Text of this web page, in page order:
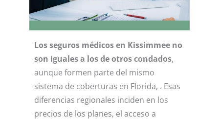
Los seguros médicos en Kissimmee no
son iguales a los de otros condados,
aunque formen parte del mismo
sistema de coberturas en Florida, . Esas
diferencias regionales inciden en los
precios de los planes, el acceso a